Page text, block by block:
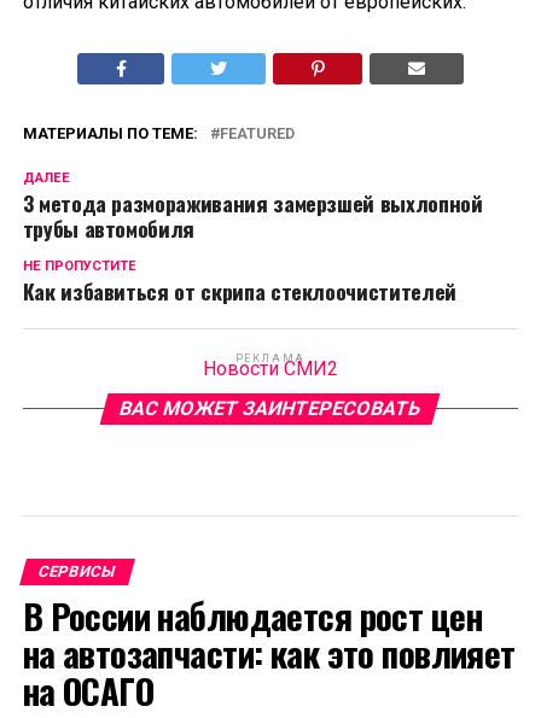
МАТЕРИАЛЫ ПО ТЕМЕ: FEATURED
ДАЛЕЕ
3 метода размораживания замерзшей выхлопной
трубы автомобиля
НЕ ПРОПУСТИТЕ
Как избавиться от скрипа стеклоочистителей
РЕКЛАМА
Новости СМИ2
ВАС МОЖЕТ ЗАИНТЕРЕСОВАТЬ
СЕРВИСЫ
В России наблюдается рост цен
на автозапчасти: как это повлияет
на ОСАГО